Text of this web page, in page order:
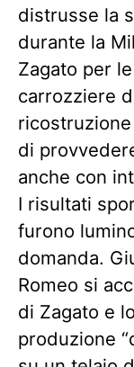
distrusse la
durante la
Zagato per
carrozziere
di
anche con
I risultati
furono
domanda.
Romeo si
di Zagato e
produzione